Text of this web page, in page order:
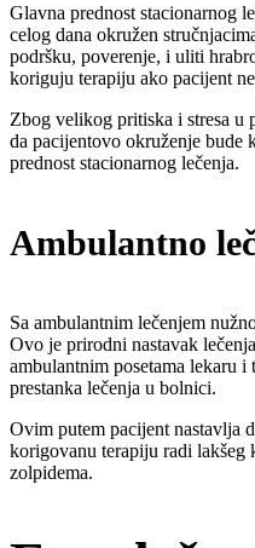
Glavna prednost stacionarnog
celog dana okružen
podršku, poverenje, i uliti
koriguju terapiju ako pacijent
Zbog velikog pritiska i stresa u
da pacijentovo okruženje bude
prednost stacionarnog lečenja.
Ambulantno
Sa ambulantnim lečenjem
Ovo je prirodni nastavak
ambulantnim posetama lekaru i
prestanka lečenja u bolnici.
Ovim putem pacijent nastavlja
korigovanu terapiju radi lakšeg
zolpidema.